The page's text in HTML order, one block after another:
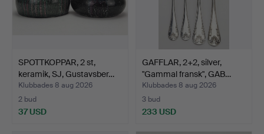
SPOTTKOPPAR, 2 st,
keramik, SJ, Gustavsber…
Klubbades 8 aug 2026
2 bud
37 USD
GAFFLAR, 2+2, silver,
"Gammal fransk", GAB…
Klubbades 8 aug 2026
3 bud
233 USD